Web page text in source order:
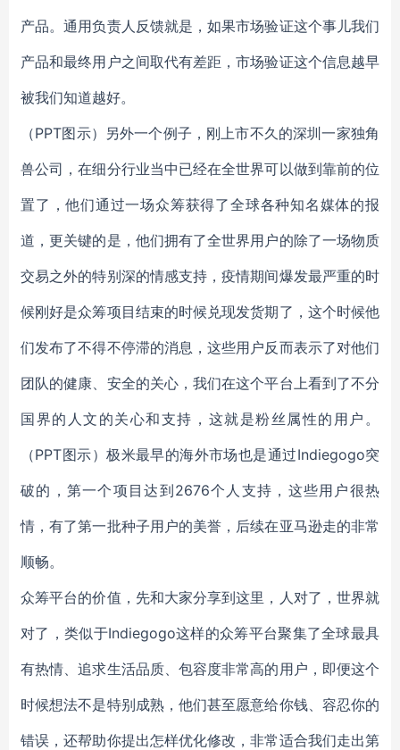
产品。通用负责人反馈就是，如果市场验证这个事儿我们
产品和最终用户之间取代有差距，市场验证这个信息越早
被我们知道越好。
（PPT图示）另外一个例子，刚上市不久的深圳一家独角
兽公司，在细分行业当中已经在全世界可以做到靠前的位
置了，他们通过一场众筹获得了全球各种知名媒体的报
道，更关键的是，他们拥有了全世界用户的除了一场物质
交易之外的特别深的情感支持，疫情期间爆发最严重的时
候刚好是众筹项目结束的时候兑现发货期了，这个时候他
们发布了不得不停滞的消息，这些用户反而表示了对他们
团队的健康、安全的关心，我们在这个平台上看到了不分
国界的人文的关心和支持，这就是粉丝属性的用户。
（PPT图示）极米最早的海外市场也是通过Indiegogo突
破的，第一个项目达到2676个人支持，这些用户很热
情，有了第一批种子用户的美誉，后续在亚马逊走的非常
顺畅。
众筹平台的价值，先和大家分享到这里，人对了，世界就
对了，类似于Indiegogo这样的众筹平台聚集了全球最具
有热情、追求生活品质、包容度非常高的用户，即便这个
时候想法不是特别成熟，他们甚至愿意给你钱、容忍你的
错误，还帮助你提出怎样优化修改，非常适合我们走出第